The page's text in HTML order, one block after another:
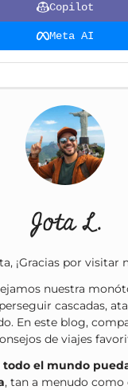
Copilot
Meta AI
Jota L.
¡Gracias por visitar
nuestra
cascadas,
En este blog,
de viajes
todo el mundo
, tan a menudo como